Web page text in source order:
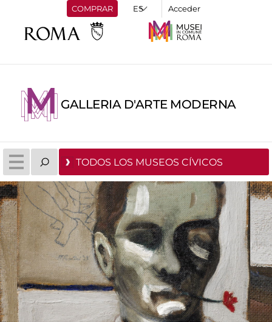
COMPRAR Acceder
GALLERIA D'ARTE MODERNA
TODOS LOS MUSEOS CÍVICOS